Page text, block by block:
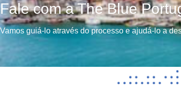
Fale com a The Blue
Vamos guiá-lo através do processo e ajudá-lo a